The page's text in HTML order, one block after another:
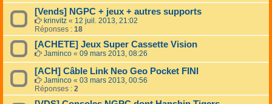
[Vends] NGPC + jeux + autres supports
krinvitz « 12 juil. 2013, 21:02
Réponses : 18
[ACHETE] Jeux Super Cassette Vision
Jaminco « 09 mars 2013, 08:26
[ACH] Câble Link Neo Geo Pocket FINI
Jaminco « 03 mars 2013, 00:56
Réponses : 2